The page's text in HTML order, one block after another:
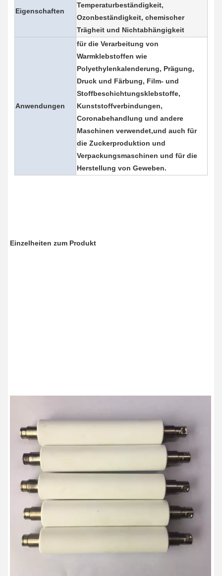
Eigenschaften
Temperaturbeständigkeit,
Ozonbeständigkeit, chemischer
Trägheit und Nichtabhängigkeit
Anwendungen
für die Verarbeitung von
Warmklebstoffen wie
Polyethylenkalenderung, Prägung,
Druck und Färbung, Film- und
Stoffbeschichtungsklebstoffe,
Kunststoffverbindungen,
Coronabehandlung und andere
Maschinen verwendet,und auch für
die Zuckerproduktion und
Verpackungsmaschinen und für die
Herstellung von Geweben.
Einzelheiten zum Produkt